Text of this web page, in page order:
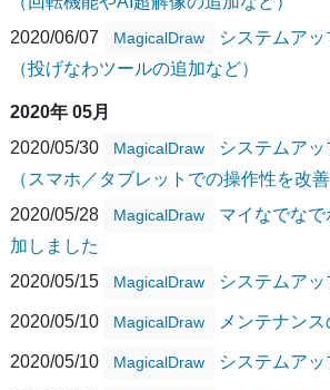
2020/06/07
MagicalDraw
システムア
（投げなわツールの追加など）
2020年 05月
2020/05/30
MagicalDraw
システムア
（スマホ／タブレットでの操作性を改善
2020/05/28
MagicalDraw
マイなでな
加しました
2020/05/15
MagicalDraw システムア
2020/05/10 MagicalDraw メンテナンス
2020/05/10 MagicalDraw システムア